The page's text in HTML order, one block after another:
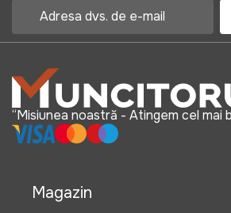
“Misiunea noastră - Atingem cel mai
Magazin